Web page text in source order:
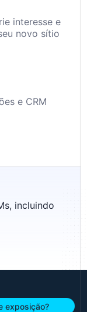
interesse e
novo sítio
e CRM
incluindo
exposição?